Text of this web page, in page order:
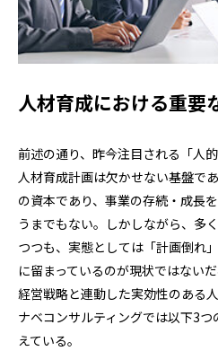
人材育成における重要
前述の通り、昨今注目される「人
人材育成計画は欠かせない基盤で
の資本であり、事業の存続・成長
うまでもない。しかしながら、多
つつも、実態としては「計画倒れ
に留まっているのが現状ではないだ
経営戦略と連動した実効性のある
ナベコンサルティングでは以下3
えている。